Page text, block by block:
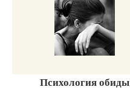
Психология обиды